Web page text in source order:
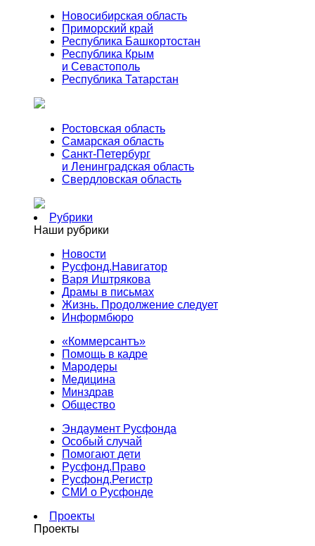
Новосибирская область
Приморский край
Республика Башкортостан
Республика Крым
и Севастополь
Республика Татарстан
Ростовская область
Самарская область
Санкт-Петербург
и Ленинградская область
Свердловская область
Рубрики
Наши рубрики
Новости
Русфонд.Навигатор
Варя Иштрякова
Драмы в письмах
Жизнь. Продолжение следует
Информбюро
«Коммерсантъ»
Помощь в кадре
Мародеры
Медицина
Минздрав
Общество
Эндаумент Русфонда
Особый случай
Помогают дети
Русфонд.Право
Русфонд.Регистр
СМИ о Русфонде
Проекты
Проекты